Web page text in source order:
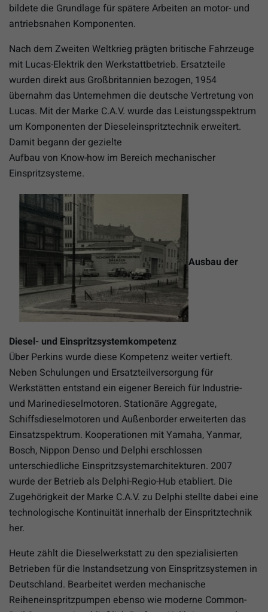
bildete die Grundlage für spätere Arbeiten an motor- und
antriebsnahen Komponenten.
Nach dem Zweiten Weltkrieg prägten britische Fahrzeuge
mit Lucas-Elektrik den Werkstattbetrieb. Ersatzteile
wurden direkt aus Großbritannien bezogen, 1954
übernahm das Unternehmen die deutsche Vertretung von
Lucas. Mit der Marke C.A.V. wurde das Leistungsspektrum
um Komponenten der Dieseleinspritztechnik erweitert.
Damit begann der gezielte
Aufbau von Know-how im Bereich mechanischer
Einspritzsysteme.
Ausbau der
Diesel- und Einspritzsystemkompetenz
Über Perkins wurde diese Kompetenz weiter vertieft.
Neben Schulungen und Ersatzteilversorgung für
Werkstätten entstand ein eigener Bereich für Industrie-
und Marinedieselmotoren. Stationäre Aggregate,
Schiffsdieselmotoren und Außenborder erweiterten das
Einsatzspektrum. Kooperationen mit Yamaha, Yanmar,
Bosch, Nippon Denso und Delphi erschlossen
unterschiedliche Einspritzsystemarchitekturen. 2007
wurde der Betrieb als Delphi-Regio-Hub etabliert. Die
Zugehörigkeit der Marke C.A.V. zu Delphi stellte dabei eine
technologische Kontinuität innerhalb der Einspritztechnik
her.
Heute zählt die Dieselwerkstatt zu den spezialisierten
Betrieben für die Instandsetzung von Einspritzsystemen in
Deutschland. Bearbeitet werden mechanische
Reiheneinspritzpumpen ebenso wie moderne Common-